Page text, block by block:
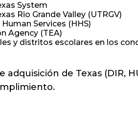
System
Rio Grande Valley (UTRGV)
Services (HHS)
Agency (TEA)
y distritos escolares en los
adquisición de Texas (DIR,